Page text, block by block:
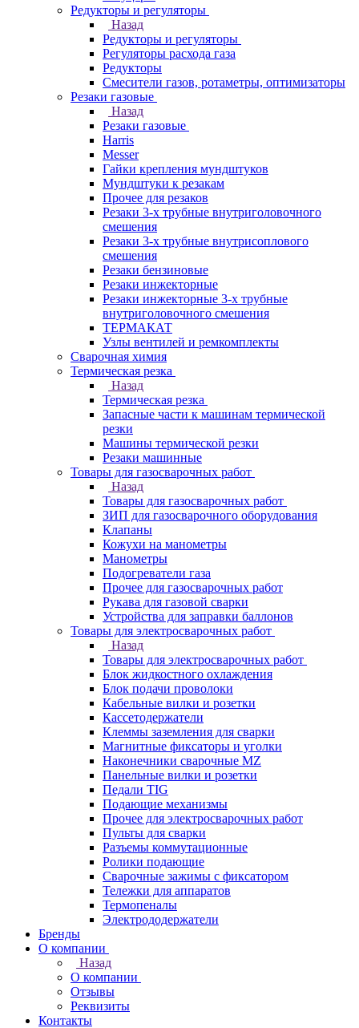
Редукторы и регуляторы
Назад
Редукторы и регуляторы
Регуляторы расхода газа
Редукторы
Смесители газов, ротаметры, оптимизаторы
Резаки газовые
Назад
Резаки газовые
Harris
Messer
Гайки крепления мундштуков
Мундштуки к резакам
Прочее для резаков
Резаки 3-х трубные внутриголовочного
смешения
Резаки 3-х трубные внутрисоплового
смешения
Резаки бензиновые
Резаки инжекторные
Резаки инжекторные 3-х трубные
внутриголовочного смешения
ТЕРМАКАТ
Узлы вентилей и ремкомплекты
Сварочная химия
Термическая резка
Назад
Термическая резка
Запасные части к машинам термической
резки
Машины термической резки
Резаки машинные
Товары для газосварочных работ
Назад
Товары для газосварочных работ
ЗИП для газосварочного оборудования
Клапаны
Кожухи на манометры
Манометры
Подогреватели газа
Прочее для газосварочных работ
Рукава для газовой сварки
Устройства для заправки баллонов
Товары для электросварочных работ
Назад
Товары для электросварочных работ
Блок жидкостного охлаждения
Блок подачи проволоки
Кабельные вилки и розетки
Кассетодержатели
Клеммы заземления для сварки
Магнитные фиксаторы и уголки
Наконечники сварочные MZ
Панельные вилки и розетки
Педали TIG
Подающие механизмы
Прочее для электросварочных работ
Пульты для сварки
Разъемы коммутационные
Ролики подающие
Сварочные зажимы с фиксатором
Тележки для аппаратов
Термопеналы
Электрододержатели
Бренды
О компании
Назад
О компании
Отзывы
Реквизиты
Контакты